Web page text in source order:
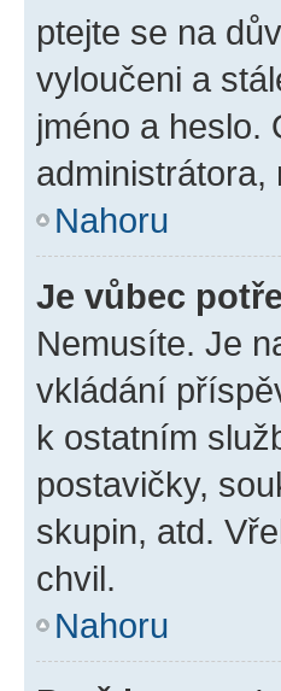
ptejte se na
vyloučeni a
jméno a heslo.
Nahoru
Je vůbec
Nemusíte. Je
vkládání
k ostatním
postavičky,
skupin, atd.
chvil.
Nahoru